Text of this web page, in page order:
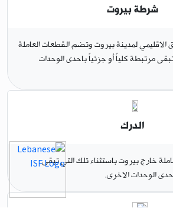
شرطة بيروت
لمدينة بيروت وتضم القطعات العاملة
مرتبطة كلياً أو جزئياً باحدى الوحدات
الدرك
خارج بيروت باستثناء تلك التي تبقى
الوحدات الاخرى.